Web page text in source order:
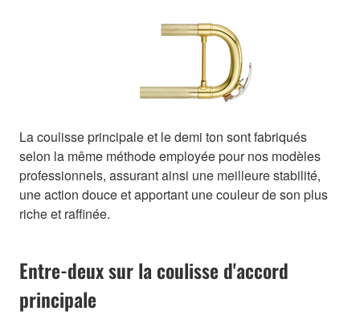
La coulisse principale et le demi ton sont fabriqués
selon la même méthode employée pour nos modèles
professionnels, assurant ainsi une meilleure stabilité,
une action douce et apportant une couleur de son plus
riche et raffinée.
Entre-deux sur la coulisse d'accord
principale